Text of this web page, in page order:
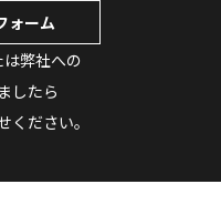
ォーム
弊社への
したら
ください。